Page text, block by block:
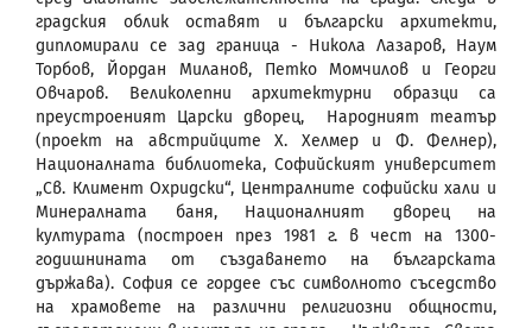
градския облик оставят и български архитекти,
дипломирали се зад граница - Никола Лазаров, Наум
Торбов, Йордан Миланов, Петко Момчилов и Георги
Овчаров. Великолепни архитектурни образци са
преустроеният Царски дворец, Народният театър
(проект на австрийците Х. Хелмер и Ф. Фелнер),
Националната библиотека, Софийският университет
„Св. Климент Охридски“, Централните софийски хали и
Минералната баня, Националният дворец на
културата (построен през 1981 г. в чест на 1300-
годишнината от създаването на българската
държава). София се гордее със символното съседство
на храмовете на различни религиозни общности,